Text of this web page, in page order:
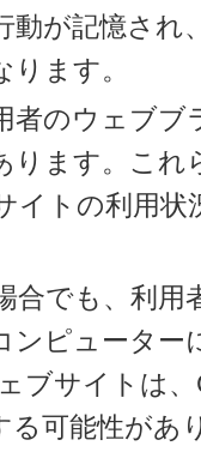
動が記憶さ
ます。
者のウェブ
ります。こ
イトの利用
合でも、利用
ンピュータ
ブサイトは
る可能性があ